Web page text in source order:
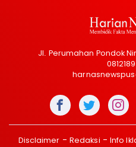
Jl. Perumahan Pondok
Disclaimer Redaksi Info